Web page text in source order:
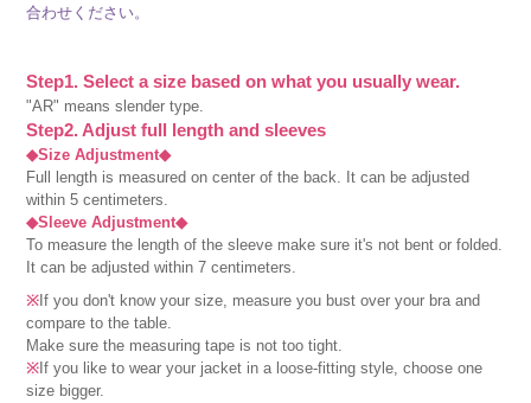
合わせください。
Step1. Select a size based on what you usually wear.
"AR" means slender type.
Step2. Adjust full length and sleeves
◆Size Adjustment◆
Full length is measured on center of the back. It can be adjusted
within 5 centimeters.
◆Sleeve Adjustment◆
To measure the length of the sleeve make sure it's not bent or folded.
It can be adjusted within 7 centimeters.
※ If you don't know your size, measure you bust over your bra and
compare to the table.
Make sure the measuring tape is not too tight.
※ If you like to wear your jacket in a loose-fitting style, choose one
size bigger.